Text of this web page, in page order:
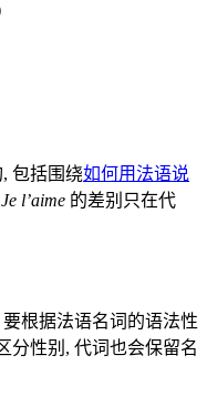
包括围绕如何用法语说
Je l’aime 的差别只在代
根据法语名词的语法性
分性别, 代词也会保留名